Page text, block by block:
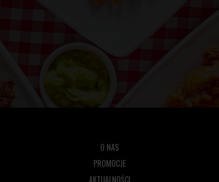
O NAS
PROMOCJE
AKTUALNOŚCI